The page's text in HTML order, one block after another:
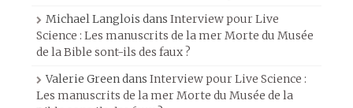
Michael Langlois dans Interview pour Live
Science : Les manuscrits de la mer Morte du Musée
de la Bible sont-ils des faux ?
Valerie Greendans Interview pour Live Science :
Les manuscrits de la mer Morte du Musée de la